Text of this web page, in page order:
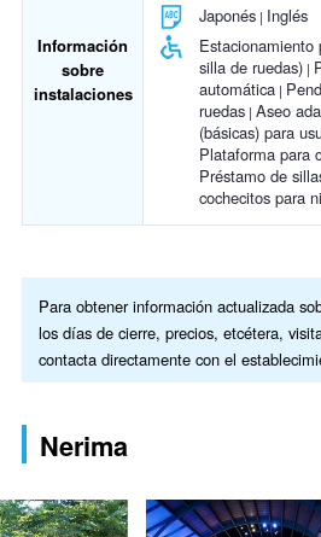
Información
sobre
instalaciones
Japonés Inglés
Estacionamiento
silla de ruedas)
automática
ruedas Aseo
(básicas) para
Plataforma para
Préstamo de
cochecitos para
Para obtener información actualizada
los días de cierre, precios, etcétera,
contacta directamente con el
Nerima